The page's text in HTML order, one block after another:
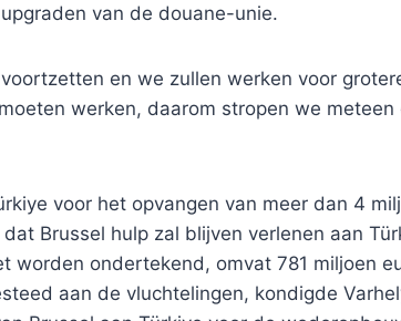
van de douane-unie.
en we zullen werken voor
werken, daarom stropen we meteen
voor het opvangen van meer dan 4
Brussel hulp zal blijven verlenen aan
worden ondertekend, omvat 781 miljoen
aan de vluchtelingen, kondigde